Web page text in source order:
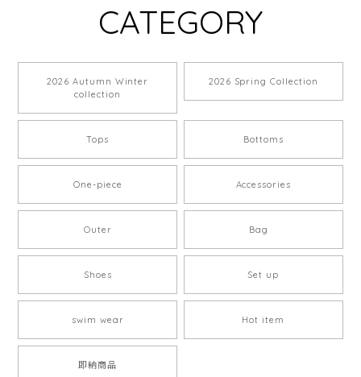
CATEGORY
2026 Autumn Winter
collection
2026 Spring Collection
Tops Bottoms
One-piece Accessories
Outer Bag
Shoes Set up
swim wear Hot item
即納商品